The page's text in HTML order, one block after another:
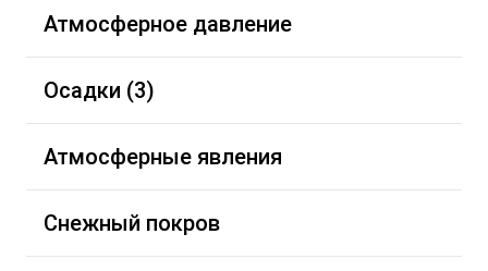
Атмосферное давление
Осадки (3)
Атмосферные явления
Снежный покров